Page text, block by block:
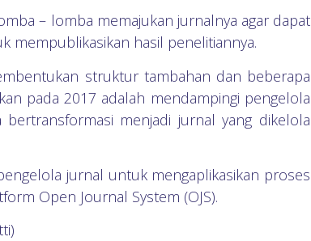
– lomba memajukan jurnalnya agar dapat
mempublikasikan hasil penelitiannya.
struktur tambahan dan beberapa
pada 2017 adalah mendampingi pengelola
menjadi jurnal yang dikelola
jurnal untuk mengaplikasikan proses
Open Journal System (OJS).